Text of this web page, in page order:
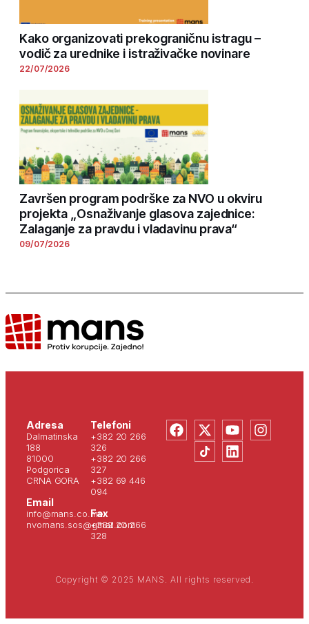
Kako organizovati prekograničnu istragu –
vodič za urednike i istraživačke novinare
22/07/2026
Završen program podrške za NVO u okviru
projekta „Osnaživanje glasova zajednice:
Zalaganje za pravdu i vladavinu prava“
09/07/2026
Adresa
Dalmatinska
188
81000
Podgorica
CRNA GORA
Email
info@mans.co.me
nvomans.sos@gmail.com
Telefoni
+382 20 266
326
+382 20 266
327
+382 69 446
094
Fax
+382 20 266
328
Copyright © 2025 MANS. All rights reserved.